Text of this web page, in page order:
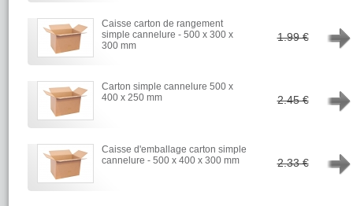
Caisse carton de rangement
simple cannelure - 500 x 300 x
300 mm
1.99 €
Carton simple cannelure 500 x
400 x 250 mm
2.45 €
Caisse d'emballage carton simple
cannelure - 500 x 400 x 300 mm
2.33 €